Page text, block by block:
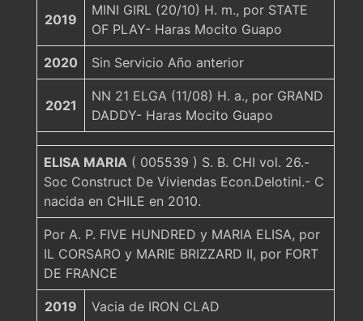
2019
MINI GIRL (20/10) H. m., por STATE
OF PLAY- Haras Mocito Guapo
2020 Sin Servicio Año anterior
2021
NN 21 ELGA (11/08) H. a., por GRAND
DADDY- Haras Mocito Guapo
ELISA MARIA ( 005539 ) S. B. CHI vol. 26.-
Soc Construct De Viviendas Econ.Delotini.- C
nacida en CHILE en 2010.
Por A. P. FIVE HUNDRED y MARIA ELISA, por
IL CORSARO y MARIE BRIZZARD II, por FORT
DE FRANCE
2019 Vacia de IRON CLAD